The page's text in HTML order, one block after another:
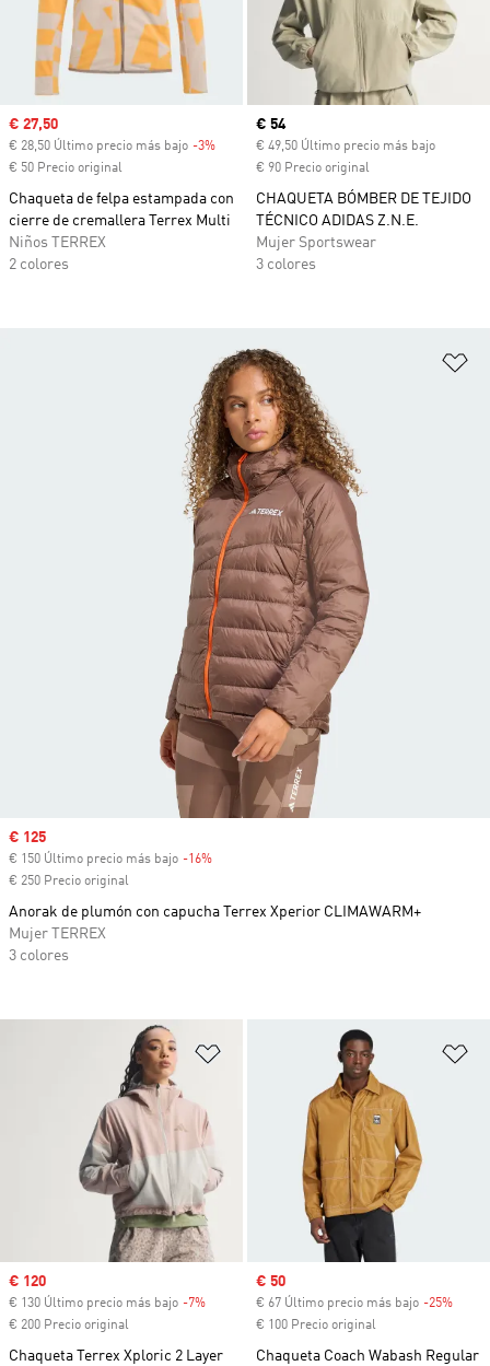
Precio de venta
€ 27,50
€ 28,50 Último precio más bajo -3% Descuento
€ 50 Precio original
Chaqueta de felpa estampada con
cierre de cremallera Terrex Multi
Niños TERREX
2 colores
Precio actual
€ 54
€ 49,50 Último precio más bajo
€ 90 Precio original
CHAQUETA BÓMBER DE TEJIDO
TÉCNICO ADIDAS Z.N.E.
Mujer Sportswear
3 colores
Añadir a la lista de deseos
Precio de venta
€ 120
€ 130 Último precio más bajo -7% Descuento
€ 200 Precio original
Chaqueta Terrex Xploric 2 Layer
Precio de venta
€ 50
€ 67 Último precio más bajo -25%
€ 100 Precio original
Chaqueta Coach Wabash Regular
Precio de venta
€ 125
€ 150 Último precio más bajo -16%
€ 250 Precio original
Anorak de plumón con capucha Terrex Xperior CLIMAWARM+
Mujer TERREX
3 colores